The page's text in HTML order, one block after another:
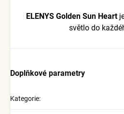
ELENYS Golden Sun Heart
světlo do
Doplňkové parametry
Kategorie: